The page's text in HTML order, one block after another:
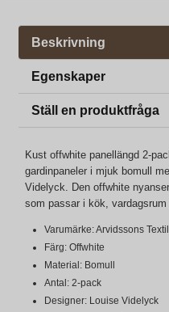
Beskrivning
Egenskaper
Ställ en produktfråga
Kust offwhite panellängd 2-
gardinpaneler i mjuk bomull
Videlyck. Den offwhite
som passar i kök, vardagsrum
Varumärke: Arvidssons Textil
Färg: Offwhite
Material: Bomull
Antal: 2-pack
Designer: Louise Videlyck